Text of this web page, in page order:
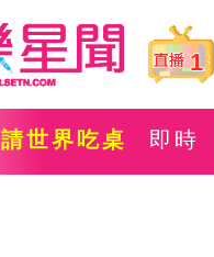
1
請世界吃桌 即時